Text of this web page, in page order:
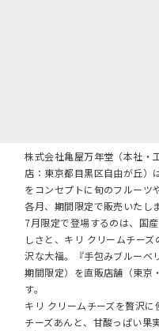
株式会社亀屋万年堂（本社・
店：東京都目黒区自由が丘）
をコンセプトに旬のフルーツ
各月、期間限定で販売いたしま
7月限定で登場するのは、国
しさと、キリ クリームチー
沢な大福。『手包みブルーベ
期間限定）を直販店舗（東京
す。
キリ クリームチーズを贅沢
チーズあんと、甘酸っぱい果